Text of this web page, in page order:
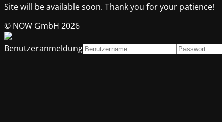
Site will be available soon. Thank you for your patience!
© NOW GmbH 2026
Benutzeranmeldung